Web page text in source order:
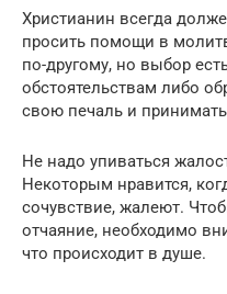
Христианин всегда
просить помощи в
по-другому, но выбор
обстоятельствам либо
свою печаль и
Не надо упиваться
Некоторым нравится,
сочувствие, жалеют.
отчаяние, необходимо
что происходит в душе.